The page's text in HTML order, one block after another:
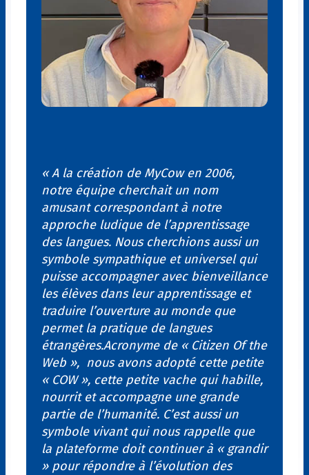
« A la création de MyCow en 2006,
notre équipe cherchait un nom
amusant correspondant à notre
approche ludique de l’apprentissage
des langues. Nous cherchions aussi un
symbole sympathique et universel qui
puisse accompagner avec bienveillance
les élèves dans leur apprentissage et
traduire l’ouverture au monde que
permet la pratique de langues
étrangères.Acronyme de « Citizen Of the
Web », nous avons adopté cette petite
« COW », cette petite vache qui habille,
nourrit et accompagne une grande
partie de l’humanité. C’est aussi un
symbole vivant qui nous rappelle que
la plateforme doit continuer à « grandir
» pour répondre à l’évolution des